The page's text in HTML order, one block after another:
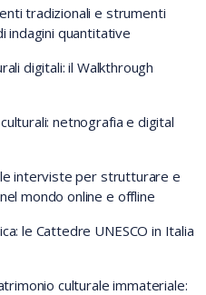
tradizionali e strumenti
indagini quantitative
digitali: il Walkthrough
netnografia e digital
interviste per strutturare e
mondo online e offline
le Cattedre UNESCO in Italia
culturale immateriale: